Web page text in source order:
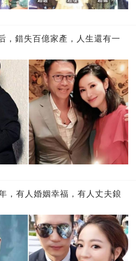
，錯失百億家產，人生還有一
，有人婚姻幸福，有人丈夫鋃